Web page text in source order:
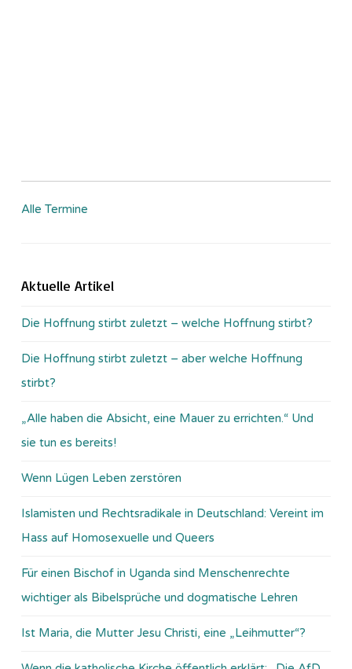
Alle Termine
Aktuelle Artikel
Die Hoffnung stirbt zuletzt – welche Hoffnung stirbt?
Die Hoffnung stirbt zuletzt – aber welche Hoffnung
stirbt?
„Alle haben die Absicht, eine Mauer zu errichten.“ Und
sie tun es bereits!
Wenn Lügen Leben zerstören
Islamisten und Rechtsradikale in Deutschland: Vereint im
Hass auf Homosexuelle und Queers
Für einen Bischof in Uganda sind Menschenrechte
wichtiger als Bibelsprüche und dogmatische Lehren
Ist Maria, die Mutter Jesu Christi, eine „Leihmutter“?